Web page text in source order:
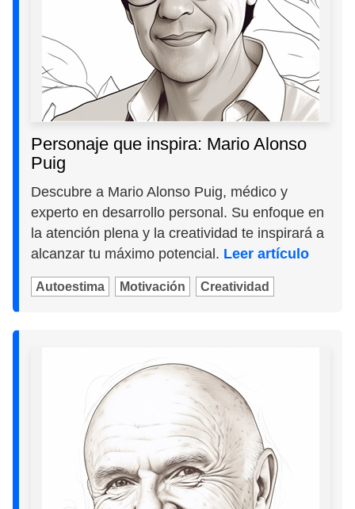
Personaje que inspira: Mario Alonso
Puig
Descubre a Mario Alonso Puig, médico y
experto en desarrollo personal. Su enfoque en
la atención plena y la creatividad te inspirará a
alcanzar tu máximo potencial. Leer artículo
Autoestima Motivación Creatividad